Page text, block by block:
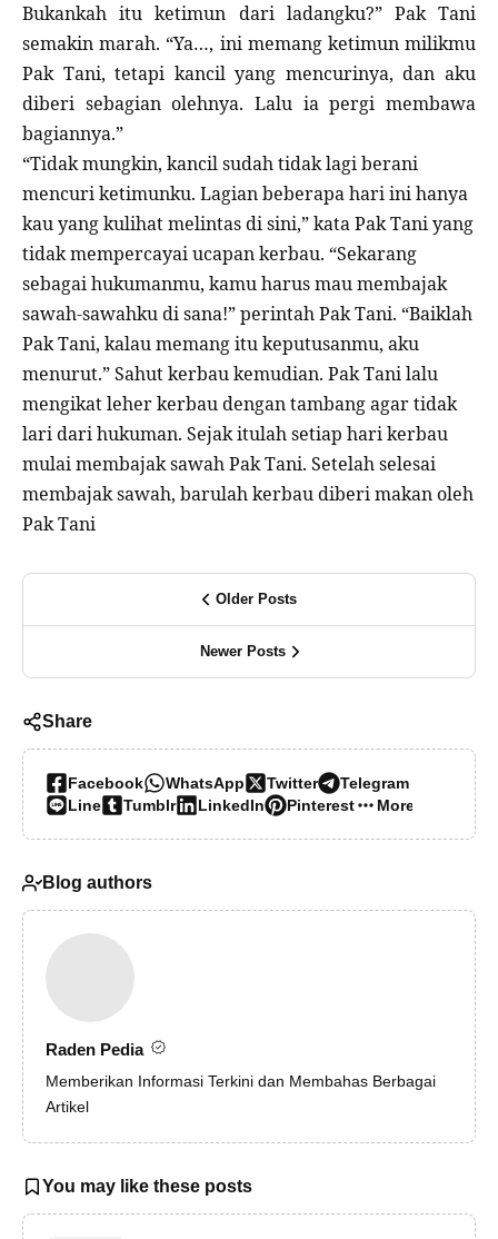
Bukankah itu ketimun dari ladangku?” Pak Tani
semakin marah. “Ya…, ini memang ketimun milikmu
Pak Tani, tetapi kancil yang mencurinya, dan aku
diberi sebagian olehnya. Lalu ia pergi membawa
bagiannya.”
“Tidak mungkin, kancil sudah tidak lagi berani
mencuri ketimunku. Lagian beberapa hari ini hanya
kau yang kulihat melintas di sini,” kata Pak Tani yang
tidak mempercayai ucapan kerbau. “Sekarang
sebagai hukumanmu, kamu harus mau membajak
sawah-sawahku di sana!” perintah Pak Tani. “Baiklah
Pak Tani, kalau memang itu keputusanmu, aku
menurut.” Sahut kerbau kemudian. Pak Tani lalu
mengikat leher kerbau dengan tambang agar tidak
lari dari hukuman. Sejak itulah setiap hari kerbau
mulai membajak sawah Pak Tani. Setelah selesai
membajak sawah, barulah kerbau diberi makan oleh
Pak Tani
Older Posts
Newer Posts
Share
Facebook WhatsApp Twitter
Telegram
Line
Tumblr LinkedIn Pinterest More…
Blog authors
Raden Pedia
Memberikan Informasi Terkini dan Membahas Berbagai
Artikel
You may like these posts